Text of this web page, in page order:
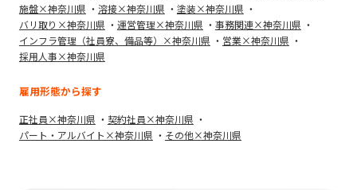
施盤×神奈川県
溶接×神奈川県
塗装×神奈川県
バリ取り×神奈川県
運営管理×神奈川県
事務関連×神奈川県
インフラ管理（社員寮、備品等）×神奈川県
営業×神奈川県
採用人事×神奈川県
雇用形態から探す
正社員×神奈川県
契約社員×神奈川県
パート・アルバイト×神奈川県
その他×神奈川県